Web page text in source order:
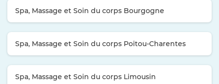
Spa, Massage et Soin du corps Bourgogne
Spa, Massage et Soin du corps Poitou-Charentes
Spa, Massage et Soin du corps Limousin